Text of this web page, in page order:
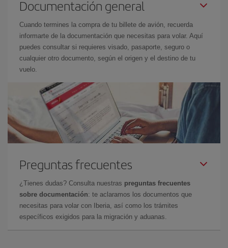
Documentación general
Cuando termines la compra de tu billete de avión, recuerda
informarte de la documentación que necesitas para volar. Aquí
puedes consultar si requieres visado, pasaporte, seguro o
cualquier otro documento, según el origen y el destino de tu
vuelo.
Preguntas frecuentes
¿Tienes dudas? Consulta nuestras preguntas frecuentes
sobre documentación: te aclaramos los documentos que
necesitas para volar con Iberia, así como los trámites
específicos exigidos para la migración y aduanas.